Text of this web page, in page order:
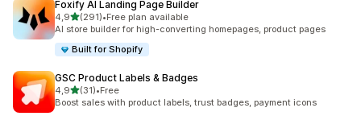
Foxify AI Landing Page Builder
4,9de 5 estrelas
(291)
291 total de avaliações
•Free plan available
AI store builder for high-converting homepages, product pages
Built for Shopify
GSC Product Labels & Badges
4,9de 5 estrelas
(31)
31 total de avaliações
•Free
Boost sales with product labels, trust badges, payment icons